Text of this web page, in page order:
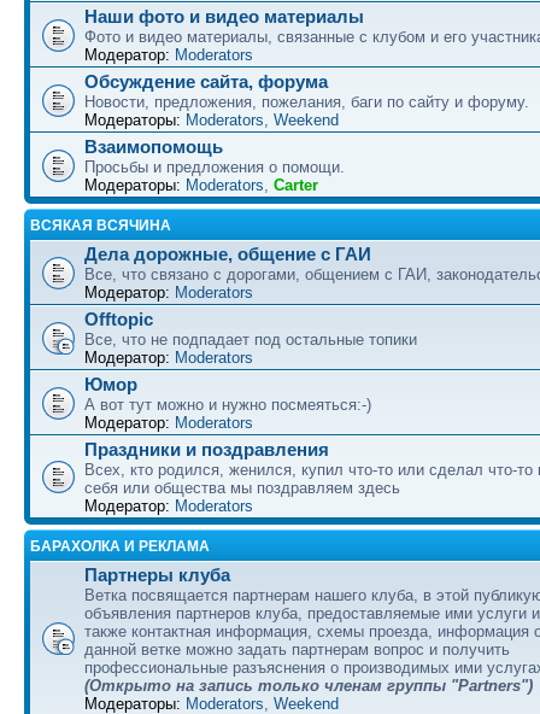
Наши фото и видео материалы
Фото и видео материалы, связанные с клубом и его
Модератор: Moderators
Обсуждение сайта, форума
Новости, предложения, пожелания, баги по сайту и форуму.
Модераторы: Moderators Weekend
Взаимопомощь
Просьбы и предложения о помощи.
Модераторы: Moderators Carter
ВСЯКАЯ ВСЯЧИНА
Дела дорожные, общение с ГАИ
Все, что связано с дорогами, общением с ГАИ,
Модератор: Moderators
Offtopic
Все, что не подпадает под остальные топики
Модератор: Moderators
Юмор
А вот тут можно и нужно посмеяться:-)
Модератор: Moderators
Праздники и поздравления
Всех, кто родился, женился, купил что-то или сделал что-то
себя или общества мы поздравляем здесь
Модератор: Moderators
БАРАХОЛКА И РЕКЛАМА
Партнеры клуба
Ветка посвящается партнерам нашего клуба, в этой
объявления партнеров клуба, предоставляемые ими услуги
также контактная информация, схемы проезда, информация
данной ветке можно задать партнерам вопрос и получить
профессиональные разъяснения о производимых ими
(Открыто на запись только членам группы "Partners")
Модераторы: Moderators Weekend